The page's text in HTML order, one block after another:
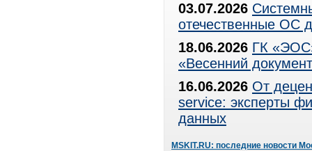
03.07.2026
отечественные ОС
18.06.2026 ГК
«Весенний
16.06.2026 От
service: эксперты
данных
MSKIT.RU: последние новости